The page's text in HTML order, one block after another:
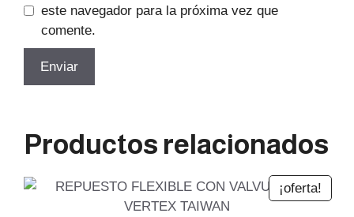
este navegador para la próxima vez que
comente.
Productos relacionados
¡oferta!